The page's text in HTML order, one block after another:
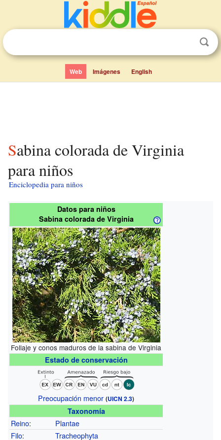
Web Imágenes English
Sabina colorada de Virginia
para niños
Enciclopedia para niños
Datos para niños
Sabina colorada de Virginia
Follaje y conos maduros de la sabina de Virginia
Estado de conservación
Preocupación menor (UICN 2.3)
Taxonomía
Reino:
Plantae
Filo:
Tracheophyta